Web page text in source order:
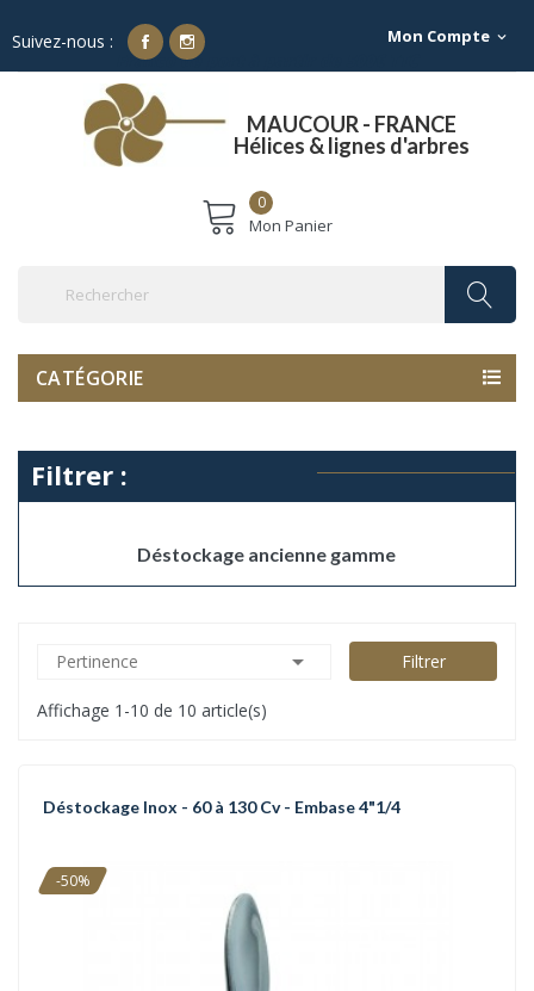
Suivez-nous : Mon Compte expand_more
Franco de port à partir de 500€ TTC
MAUCOUR - FRANCE
Hélices & lignes d'arbres
0
Mon Panier
CATÉGORIE
Filtrer :
Déstockage ancienne gamme
Pertinence  Filtrer
Affichage 1-10 de 10 article(s)
Déstockage Inox - 60 à 130 Cv - Embase 4"1/4
-50%